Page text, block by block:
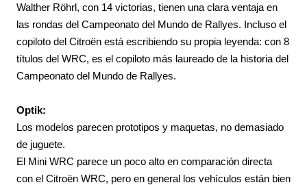
Walther Röhrl, con 14 victorias, tienen una clara ventaja en
las rondas del Campeonato del Mundo de Rallyes. Incluso el
copiloto del Citroën está escribiendo su propia leyenda: con 8
títulos del WRC, es el copiloto más laureado de la historia del
Campeonato del Mundo de Rallyes.
Optik:
Los modelos parecen prototipos y maquetas, no demasiado
de juguete.
El Mini WRC parece un poco alto en comparación directa
con el Citroën WRC, pero en general los vehículos están bien